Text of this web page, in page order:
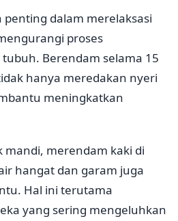
dalam merelaksasi
proses
Berendam selama 15
hanya meredakan nyeri
meningkatkan
mandi, merendam kaki di
hangat dan garam juga
Hal ini terutama
yang sering mengeluhkan